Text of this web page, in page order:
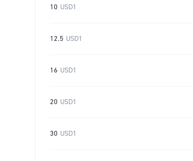
10 USD1
12.5 USD1
16 USD1
20 USD1
30 USD1